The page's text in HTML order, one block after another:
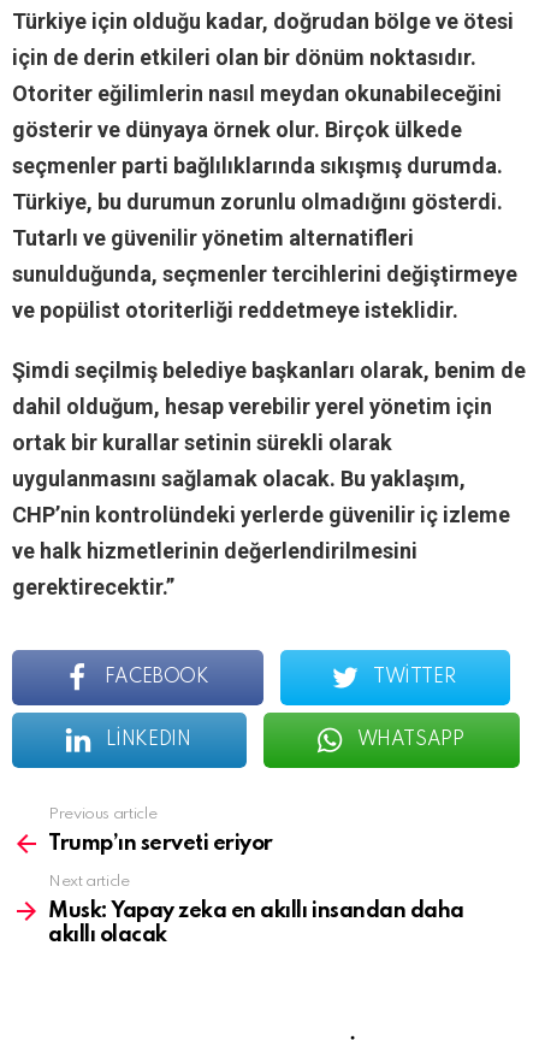
Türkiye için olduğu kadar, doğrudan bölge ve ötesi
için de derin etkileri olan bir dönüm noktasıdır.
Otoriter eğilimlerin nasıl meydan okunabileceğini
gösterir ve dünyaya örnek olur. Birçok ülkede
seçmenler parti bağlılıklarında sıkışmış durumda.
Türkiye, bu durumun zorunlu olmadığını gösterdi.
Tutarlı ve güvenilir yönetim alternatifleri
sunulduğunda, seçmenler tercihlerini değiştirmeye
ve popülist otoriterliği reddetmeye isteklidir.
Şimdi seçilmiş belediye başkanları olarak, benim de
dahil olduğum, hesap verebilir yerel yönetim için
ortak bir kurallar setinin sürekli olarak
uygulanmasını sağlamak olacak. Bu yaklaşım,
CHP’nin kontrolündeki yerlerde güvenilir iç izleme
ve halk hizmetlerinin değerlendirilmesini
gerektirecektir.”
FACEBOOK TWITTER
LINKEDIN WHATSAPP
more
Previous article
Trump’ın serveti eriyor
Next article
Musk: Yapay zeka en akıllı insandan daha
akıllı olacak